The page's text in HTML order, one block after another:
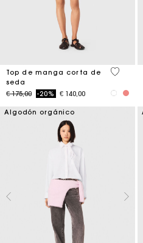
Top de manga corta de
seda
Price reduced from
€ 175,00to-20% € 140,00
3,6 out
Algodón orgánico